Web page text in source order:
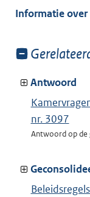
van:
Informatie
Toon
van:
Antwoord
nr. 3097
Antwoord op de